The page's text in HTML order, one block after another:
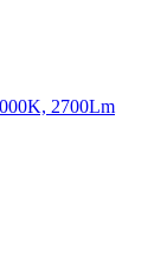
2700Lm